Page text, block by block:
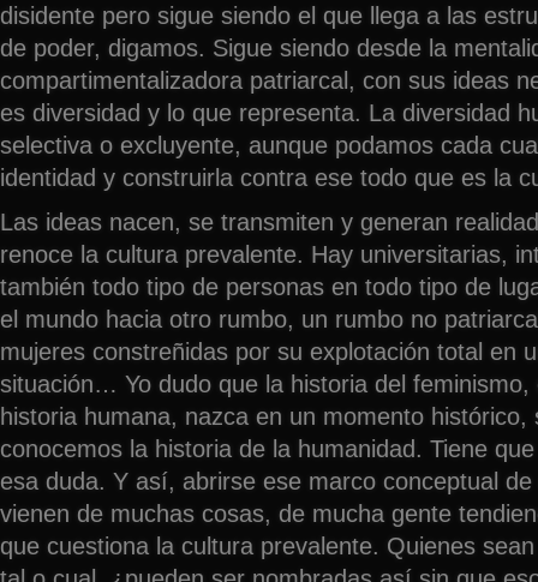
disidente pero sigue siendo el que llega a las
de poder, digamos. Sigue siendo desde la
compartimentalizadora patriarcal, con sus ideas
es diversidad y lo que representa. La diversidad
selectiva o excluyente, aunque podamos cada
identidad y construirla contra ese todo que es la
Las ideas nacen, se transmiten y generan
renoce la cultura prevalente. Hay universitarias,
también todo tipo de personas en todo tipo de
el mundo hacia otro rumbo, un rumbo no
mujeres constreñidas por su explotación total en
situación… Yo dudo que la historia del feminismo,
historia humana, nazca en un momento histórico,
conocemos la historia de la humanidad. Tiene
esa duda. Y así, abrirse ese marco conceptual
vienen de muchas cosas, de mucha gente
que cuestiona la cultura prevalente. Quienes